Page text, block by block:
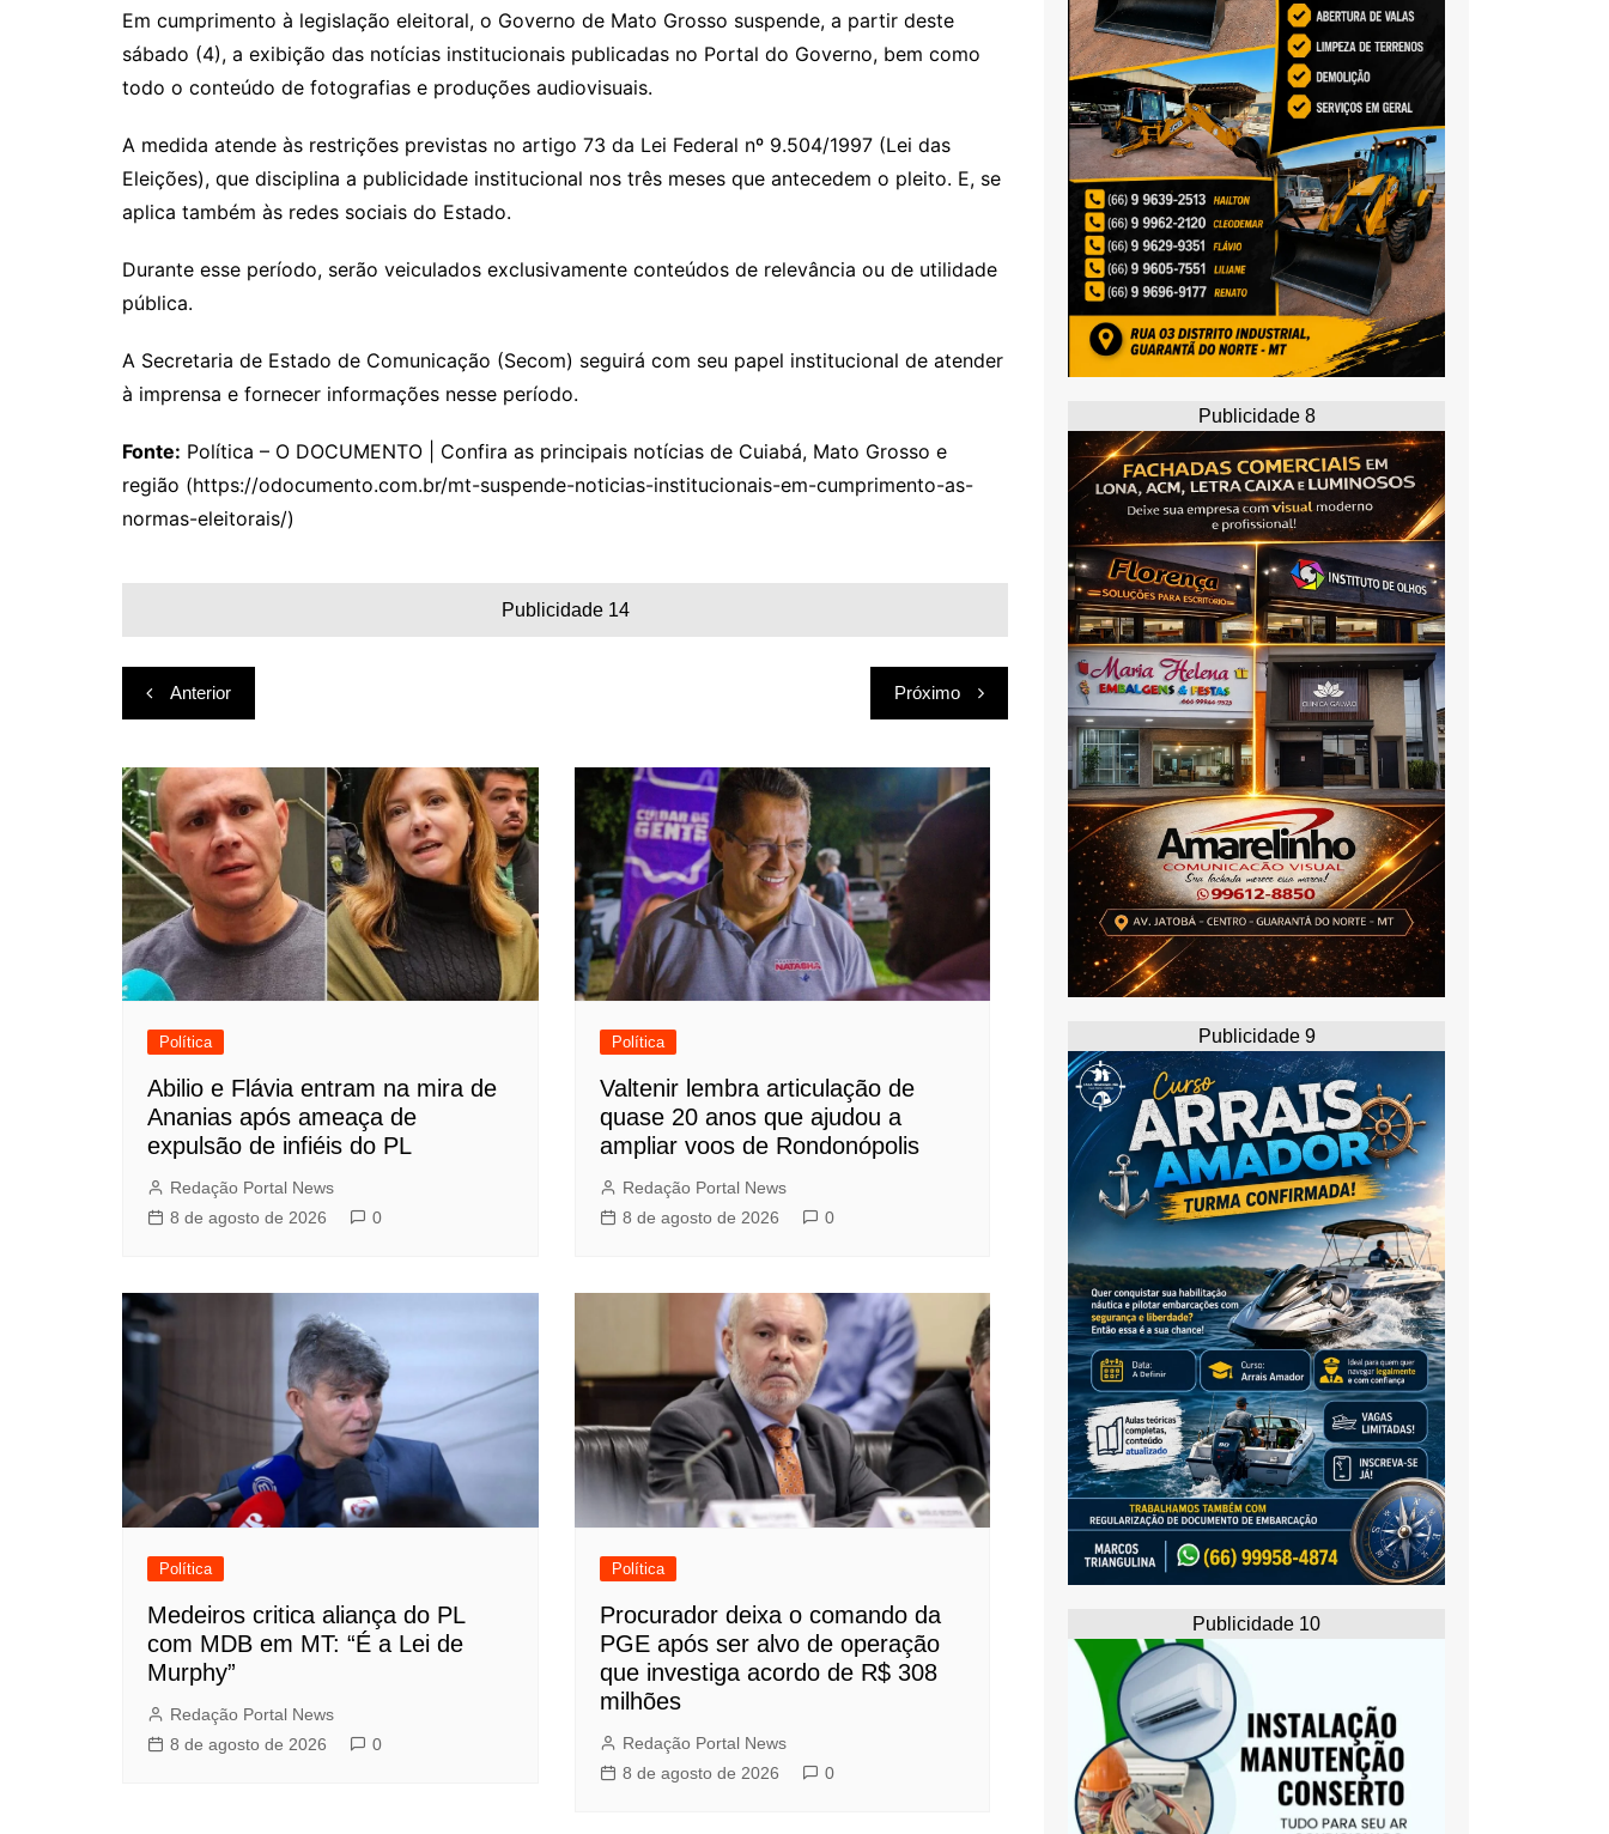
Em cumprimento à legislação eleitoral, o Governo de Mato Grosso suspende, a partir deste
sábado (4), a exibição das notícias institucionais publicadas no Portal do Governo, bem como
todo o conteúdo de fotografias e produções audiovisuais.
A medida atende às restrições previstas no artigo 73 da Lei Federal nº 9.504/1997 (Lei das
Eleições), que disciplina a publicidade institucional nos três meses que antecedem o pleito. E, se
aplica também às redes sociais do Estado.
Durante esse período, serão veiculados exclusivamente conteúdos de relevância ou de utilidade
pública.
A Secretaria de Estado de Comunicação (Secom) seguirá com seu papel institucional de atender
à imprensa e fornecer informações nesse período.
Fonte: Política – O DOCUMENTO | Confira as principais notícias de Cuiabá, Mato Grosso e
região (https://odocumento.com.br/mt-suspende-noticias-institucionais-em-cumprimento-as-
normas-eleitorais/)
Publicidade 14
Navegação
de
Post
Anterior Próximo
Política
Abilio e Flávia entram na mira de
Ananias após ameaça de
expulsão de infiéis do PL
Redação Portal News
8 de agosto de 2026
0
Política
Valtenir lembra articulação de
quase 20 anos que ajudou a
ampliar voos de Rondonópolis
Redação Portal News
8 de agosto de 2026
0
Política
Medeiros critica aliança do PL
com MDB em MT: “É a Lei de
Murphy”
Redação Portal News
8 de agosto de 2026
0
Política
Procurador deixa o comando da
PGE após ser alvo de operação
que investiga acordo de R$ 308
milhões
Redação Portal News
8 de agosto de 2026
0
Publicidade 8
Publicidade 9
Publicidade 10